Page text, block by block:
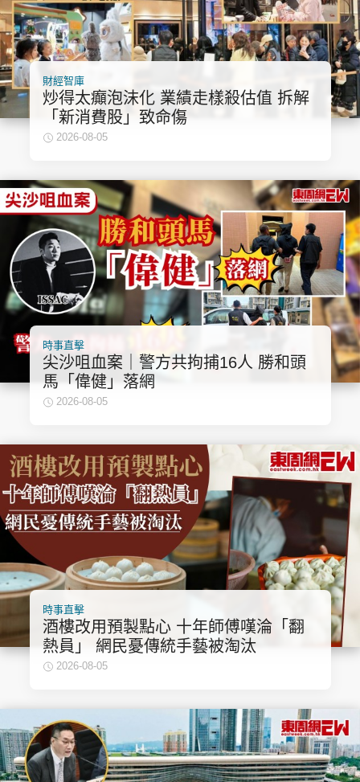
財經智庫
炒得太癲泡沫化 業績走樣殺估值 拆解
「新消費股」致命傷
2026-08-05
時事直擊
尖沙咀血案｜警方共拘捕16人 勝和頭
馬「偉健」落網
2026-08-05
時事直擊
酒樓改用預製點心 十年師傅嘆淪「翻
熱員」 網民憂傳統手藝被淘汰
2026-08-05